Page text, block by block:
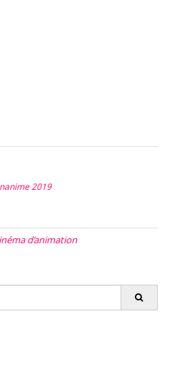
2019
d’animation